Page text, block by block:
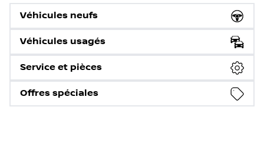
Véhicules neufs
Véhicules usagés
Service et pièces
Offres spéciales